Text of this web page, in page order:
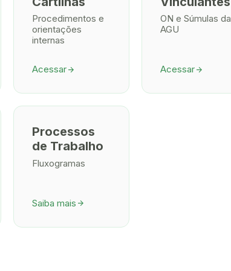
Procedimentos e
orientações
internas
Acessararrow_forward
ON e Súmulas da
AGU
Acessararrow_forward
Processos
de Trabalho
Fluxogramas
Saiba mais arrow_forward